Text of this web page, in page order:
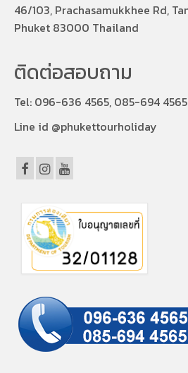
46/103, Prachasamukkhee Rd,
Phuket 83000 Thailand
ติดต่อสอบถาม
Tel: 096-636 4565, 085-694 4565
Line id @phukettourholiday